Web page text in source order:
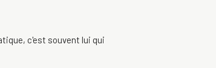
c'est souvent lui qui